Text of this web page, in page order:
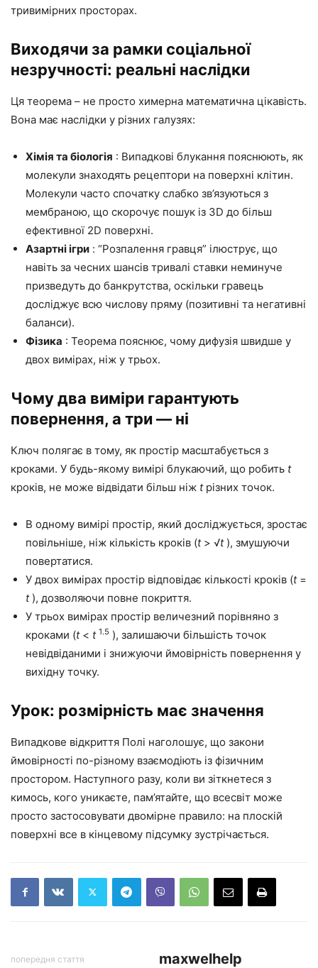
тривимірних просторах.
Виходячи за рамки соціальної
незручності: реальні наслідки
Ця теорема – не просто химерна математична цікавість.
Вона має наслідки у різних галузях:
Хімія та біологія : Випадкові блукання пояснюють, як
молекули знаходять рецептори на поверхні клітин.
Молекули часто спочатку слабко зв’язуються з
мембраною, що скорочує пошук із 3D до більш
ефективної 2D поверхні.
Азартні ігри : “Розпалення гравця” ілюструє, що
навіть за чесних шансів тривалі ставки неминуче
призведуть до банкрутства, оскільки гравець
досліджує всю числову пряму (позитивні та негативні
баланси).
Фізика : Теорема пояснює, чому дифузія швидше у
двох вимірах, ніж у трьох.
Чому два виміри гарантують
повернення, а три — ні
Ключ полягає в тому, як простір масштабується з
кроками. У будь-якому вимірі блукаючий, що робить t
кроків, не може відвідати більш ніж tрізних точок.
В одному вимірі простір, який досліджується, зростає
повільніше, ніж кількість кроків (t> √t), змушуючи
повертатися.
У двох вимірах простір відповідає кількості кроків (t=
t), дозволяючи повне покриття.
У трьох вимірах простір величезний порівняно з
кроками (t< t 1.5 ), залишаючи більшість точок
невідвіданими і знижуючи ймовірність повернення у
вихідну точку.
Урок: розмірність має значення
Випадкове відкриття Полі наголошує, що закони
ймовірності по-різному взаємодіють із фізичним
простором. Наступного разу, коли ви зіткнетеся з
кимось, кого уникаєте, пам’ятайте, що всесвіт може
просто застосовувати двомірне правило: на плоскій
поверхні все в кінцевому підсумку зустрічається.
попередня стаття maxwelhelp